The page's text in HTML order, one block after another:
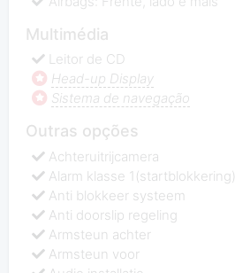
Multimédia
Leitor de CD
Head-up Display
Sistema de navegação
Outras opções
Achteruitrijcamera
Alarm klasse 1(startblokkering)
Anti blokkeer systeem
Anti doorslip regeling
Armsteun achter
Armsteun voor